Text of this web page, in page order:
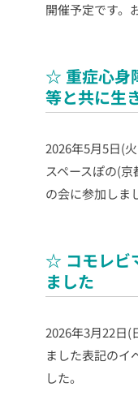
開催予定です。
☆ 重症心身
等と共に生
2026年5月5日(
スペースぽの(
の会に参加しま
☆ コモレビ
ました
2026年3月22日(
ました表記のイ
した。